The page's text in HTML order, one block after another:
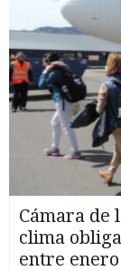
Cámara de
clima
entre